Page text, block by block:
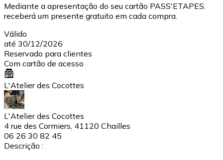
Mediante a apresentação do seu cartão PASS'ETAPES:
receberá um presente gratuito em cada compra.
Válido
até 30/12/2026
Reservado para clientes
Com cartão de acesso
L'Atelier des Cocottes
L'Atelier des Cocottes
4 rue des Cormiers, 41120 Chailles
06 26 30 82 45
Descrição :